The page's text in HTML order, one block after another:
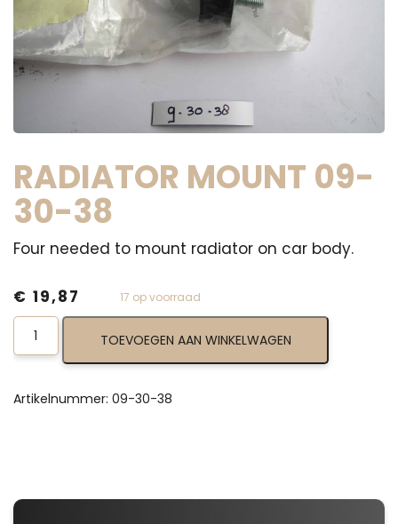
RADIATOR MOUNT 09-
30-38
Four needed to mount radiator on car body.
17 op voorraad
€ 19,87
Radiator
Mount
09-
38
TOEVOEGEN AAN WINKELWAGEN
Artikelnummer: 09-30-38